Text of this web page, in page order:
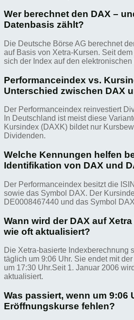
Wer berechnet den DAX –
Datenbasis zählt?
Die Deutsche Börse AG berechnet
auf Basis von Xetra-Kursen. Seit
sich der Index auf den elektronischen
Performanceindex vs.
Unterschied zwischen DAX
Der Performanceindex reinvestiert
In Deutschland ist meist diese
Kursindex (DAXK) bildet nur
Dividenden.
Welche Kennungen helfen
Identifikation von DAX und
Der Performanceindex besitzt die
sowie das Symbol DAX. Der
DE0008467440 und das Symbol
Wann wird der DAX auf
wie oft aktualisiert?
Die Xetra-basierte Indexberechnung
täglich um 9:06 Uhr. Sie endet mit
um 17:30 Uhr.Seit 1. Januar 2006
aktualisiert.
Was passiert, wenn um 9:06
Eröffnungskurse fehlen?